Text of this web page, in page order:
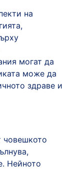
на
могат да
може да
здраве и
човешкото
Нейното